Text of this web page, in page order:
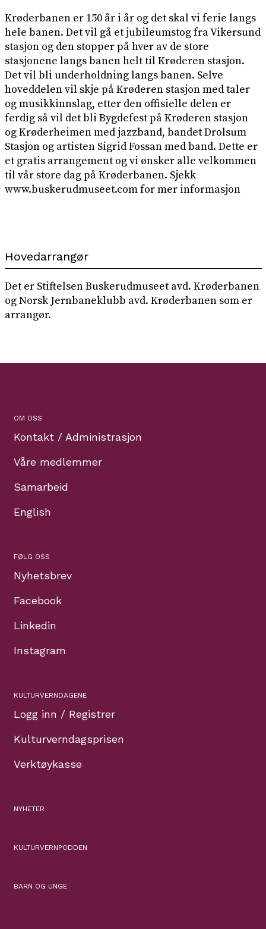
Krøderbanen er 150 år i år og det skal vi ferie langs
hele banen. Det vil gå et jubileumstog fra Vikersund
stasjon og den stopper på hver av de store
stasjonene langs banen helt til Krøderen stasjon.
Det vil bli underholdning langs banen. Selve
hoveddelen vil skje på Krøderen stasjon med taler
og musikkinnslag, etter den offisielle delen er
ferdig så vil det bli Bygdefest på Krøderen stasjon
og Krøderheimen med jazzband, bandet Drolsum
Stasjon og artisten Sigrid Fossan med band. Dette er
et gratis arrangement og vi ønsker alle velkommen
til vår store dag på Krøderbanen. Sjekk
www.buskerudmuseet.com for mer informasjon
Hovedarrangør
Det er Stiftelsen Buskerudmuseet avd. Krøderbanen
og Norsk Jernbaneklubb avd. Krøderbanen som er
arrangør.
OM OSS
Kontakt / Administrasjon
Våre medlemmer
Samarbeid
English
FØLG OSS
Nyhetsbrev
Facebook
Linkedin
Instagram
KULTURVERNDAGENE
Logg inn / Registrer
Kulturverndagsprisen
Verktøykasse
NYHETER
KULTURVERNPODDEN
BARN OG UNGE